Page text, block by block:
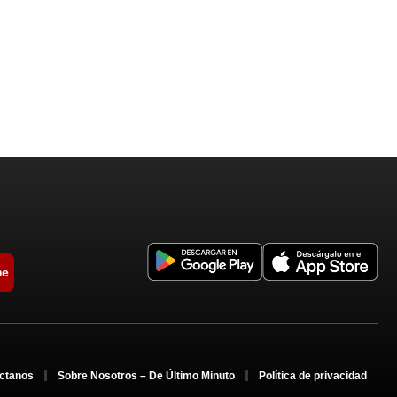
Sobre Nosotros – De Último Minuto Política de privacidad